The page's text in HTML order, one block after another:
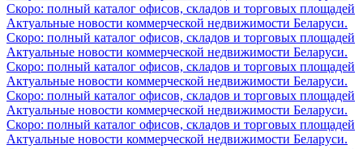
Скоро: полный каталог офисов, складов и торговых площадей
Актуальные новости коммерческой недвижимости Беларуси.
Скоро: полный каталог офисов, складов и торговых площадей
Актуальные новости коммерческой недвижимости Беларуси.
Скоро: полный каталог офисов, складов и торговых площадей
Актуальные новости коммерческой недвижимости Беларуси.
Скоро: полный каталог офисов, складов и торговых площадей
Актуальные новости коммерческой недвижимости Беларуси.
Скоро: полный каталог офисов, складов и торговых площадей
Актуальные новости коммерческой недвижимости Беларуси.